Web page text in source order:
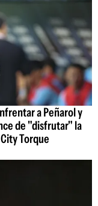
a Peñarol y
de "disfrutar" la
Torque